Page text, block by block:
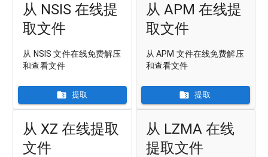
从 NSIS 在线提
取文件
从 NSIS 文件在线免费解压
和查看文件
提取
从 APM 在线提
取文件
从 APM 文件在线免费解压
和查看文件
提取
从 XZ 在线提取
文件
从 LZMA 在线
提取文件